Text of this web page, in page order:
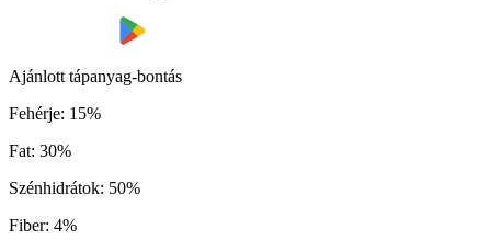
Ajánlott tápanyag-bontás
Fehérje: 15%
Fat: 30%
Szénhidrátok: 50%
Fiber: 4%